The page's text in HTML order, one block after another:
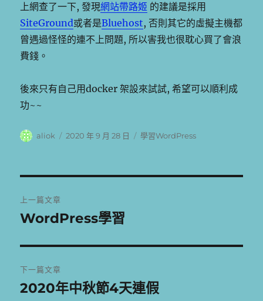
上網查了一下, 發現網站帶路姬 的建議是採用
SiteGround或者是Bluehost, 否則其它的虛擬主機都
曾遇過怪怪的連不上問題, 所以害我也很耽心買了會浪
費錢。
後來只有自己用docker 架設來試試, 希望可以順利成
功~~
作
aliok
發
2020 年 9 月 28 日
分
學習WordPress
章
覽
上一篇文章
上
篇
文
章:
WordPress學習
下一篇文章
下
2020年中秋節4天連假